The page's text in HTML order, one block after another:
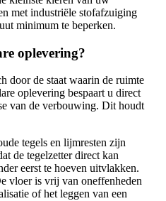
met industriële stofafzuiging
minimum te beperken.
oplevering?
door de staat waarin de ruimte
oplevering bespaart u direct
van de verbouwing. Dit houdt
tegels en lijmresten zijn
de tegelzetter direct kan
eerst te hoeven uitvlakken.
vloer is vrij van oneffenheden
of het leggen van een